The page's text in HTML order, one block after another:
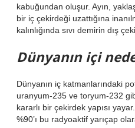
kabuğundan oluşur. Ayın,
bir iç çekirdeği uzattığına
kalınlığında sıvı demirin dış
Dünyanın içi
Dünyanın iç katmanlarındaki
uranyum-235 ve toryum-232
kararlı bir çekirdek yapısı
%90’ı bu radyoaktif yarıçap